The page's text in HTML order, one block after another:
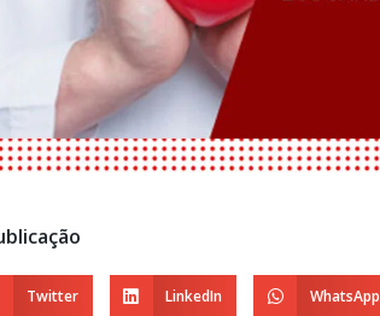
Twitter LinkedIn WhatsApp